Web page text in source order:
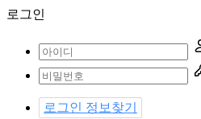
로그인
로그인 정보찾기